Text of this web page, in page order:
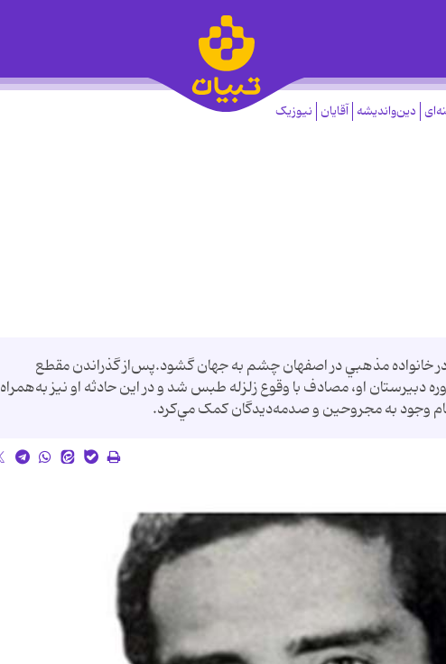
دین‌واندیشه آقایان نیوزیک
شفرئي، سال 1339شمسي در خانواده مذهبي در اصفهان چشم به جهان گشود.پس‌از گذراندن مقطع
دبيرستان او، مصادف با وقوع زلزله طبس شد و در اين حادثه او نيز به‌همراه
وجود به مجروحين و صدمه‌ديدگان کمک مي‌کرد.